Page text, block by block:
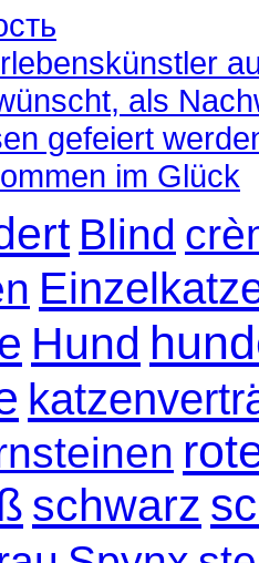
als
gefeiert
im Glück
Blind
Hund
schwarz